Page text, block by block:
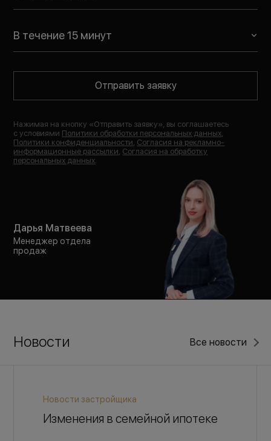
В течение 15 минут
Отправить заявку
Нажимая на кнопку «Отправить заявку», вы соглашаетесь
с условиями Политики обработки персональных данных
Политики конфиденциальности Согласия на рекламно-
информационные рассылки Согласия на обработку
персональных данных
Дарья Матвеева
Менеджер отдела
продаж
Новости Все новости
Новости застройщика
Изменения в семейной ипотеке